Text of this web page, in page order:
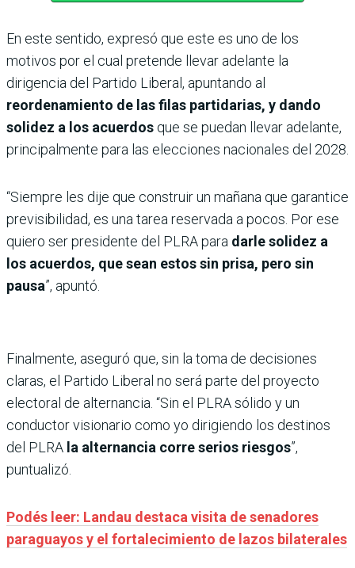
En este sentido, expresó que este es uno de los
motivos por el cual pretende llevar adelante la
dirigencia del Partido Liberal, apuntando al
reordenamiento de las filas partidarias, y dando
solidez a los acuerdos que se puedan llevar adelante,
principalmente para las elecciones nacionales del 2028.
“Siempre les dije que construir un mañana que garantice
previsibilidad, es una tarea reservada a pocos. Por ese
quiero ser presidente del PLRA para darle solidez a
los acuerdos, que sean estos sin prisa, pero sin
pausa”, apuntó.
Finalmente, aseguró que, sin la toma de decisiones
claras, el Partido Liberal no será parte del proyecto
electoral de alternancia. “Sin el PLRA sólido y un
conductor visionario como yo dirigiendo los destinos
del PLRA la alternancia corre serios riesgos”,
puntualizó.
Podés leer: Landau destaca visita de senadores
paraguayos y el fortalecimiento de lazos bilaterales